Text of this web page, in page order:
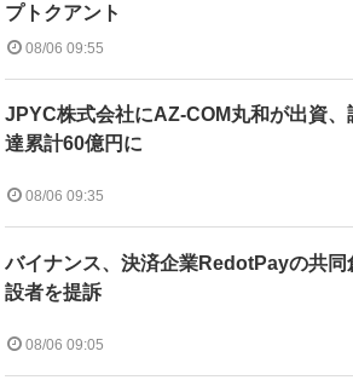
プトクアント
08/06 09:55
JPYC株式会社にAZ-COM丸和が出資、
達累計60億円に
08/06 09:35
バイナンス、決済企業RedotPayの共同
設者を提訴
08/06 09:05